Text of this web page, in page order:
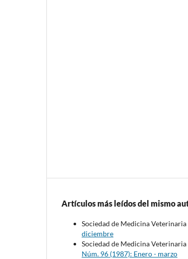
Artículos más leídos del mismo
Sociedad de Medicina Veterinaria
diciembre
Sociedad de Medicina Veterinaria
Núm. 96 (1987): Enero - marzo